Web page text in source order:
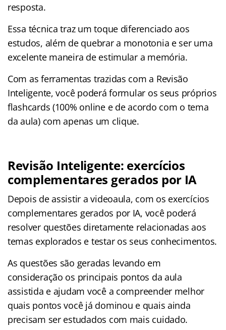
resposta.
Essa técnica traz um toque diferenciado aos
estudos, além de quebrar a monotonia e ser uma
excelente maneira de estimular a memória.
Com as ferramentas trazidas com a Revisão
Inteligente, você poderá formular os seus próprios
flashcards (100% online e de acordo com o tema
da aula) com apenas um clique.
Revisão Inteligente: exercícios
complementares gerados por IA
Depois de assistir a videoaula, com os exercícios
complementares gerados por IA, você poderá
resolver questões diretamente relacionadas aos
temas explorados e testar os seus conhecimentos.
As questões são geradas levando em
consideração os principais pontos da aula
assistida e ajudam você a compreender melhor
quais pontos você já dominou e quais ainda
precisam ser estudados com mais cuidado.